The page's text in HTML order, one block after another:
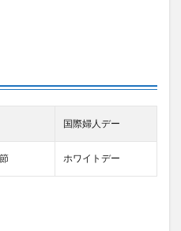
国際婦人デー
ホワイトデー